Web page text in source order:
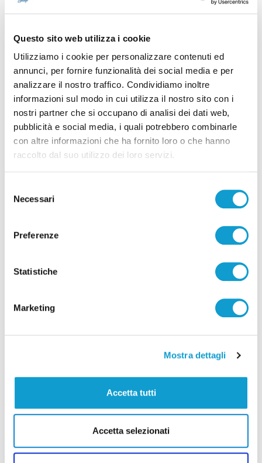
Questo sito web utilizza i cookie
Utilizziamo i cookie per personalizzare contenuti ed
annunci, per fornire funzionalità dei social media e per
analizzare il nostro traffico. Condividiamo inoltre
informazioni sul modo in cui utilizza il nostro sito con i
nostri partner che si occupano di analisi dei dati web,
pubblicità e social media, i quali potrebbero combinarle
con altre informazioni che ha fornito loro o che hanno
raccolto dal suo utilizzo dei loro servizi.
delNecessari
Preferenze
Statistiche
Marketing
Mostra dettagli
Accetta tutti
Accetta selezionati
Calcio Serie C - Samb, Massi smentisce
trattativa per la cessione del club
di Rossella Luciani